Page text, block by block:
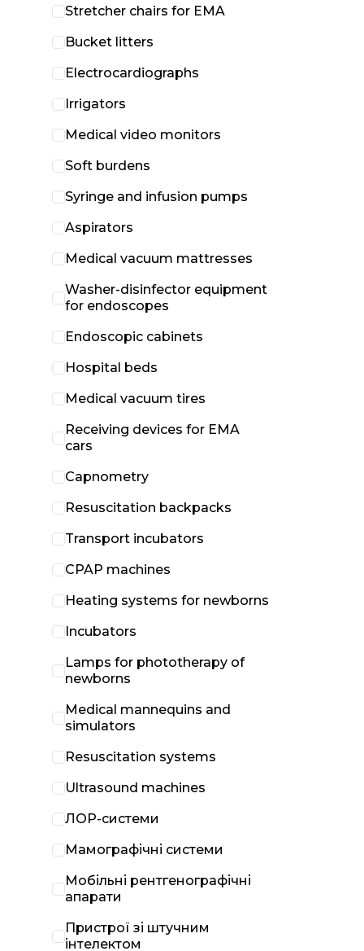
Stretcher chairs for EMA
Bucket litters
Electrocardiographs
Irrigators
Medical video monitors
Soft burdens
Syringe and infusion pumps
Aspirators
Medical vacuum mattresses
Washer-disinfector equipment
for endoscopes
Endoscopic cabinets
Hospital beds
Medical vacuum tires
Receiving devices for EMA
cars
Capnometry
Resuscitation backpacks
Transport incubators
CPAP machines
Heating systems for newborns
Incubators
Lamps for phototherapy of
newborns
Medical mannequins and
simulators
Resuscitation systems
Ultrasound machines
ЛОР-системи
Мамографічні системи
Мобільні рентгенографічні
апарати
Пристрої зі штучним
інтелектом